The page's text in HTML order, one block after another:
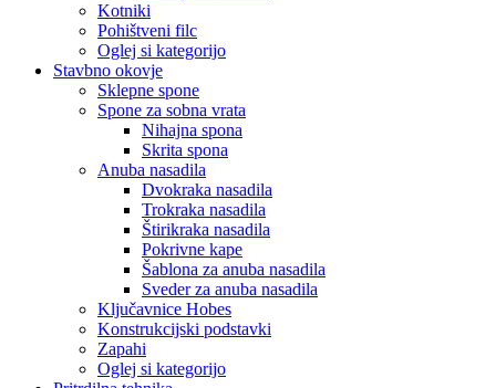
Kotniki
Pohištveni filc
Oglej si kategorijo
Stavbno okovje
Sklepne spone
Spone za sobna vrata
Nihajna spona
Skrita spona
Anuba nasadila
Dvokraka nasadila
Trokraka nasadila
Štirikraka nasadila
Pokrivne kape
Šablona za anuba nasadila
Sveder za anuba nasadila
Ključavnice Hobes
Konstrukcijski podstavki
Zapahi
Oglej si kategorijo